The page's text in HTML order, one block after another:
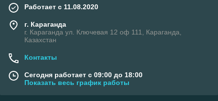
Работает с 11.08.2020
г. Караганда
г. Караганда ул. Ключевая 12 оф 111, Караганда,
Казахстан
Контакты
Сегодня работает с 09:00 до 18:00
Показать весь график работы